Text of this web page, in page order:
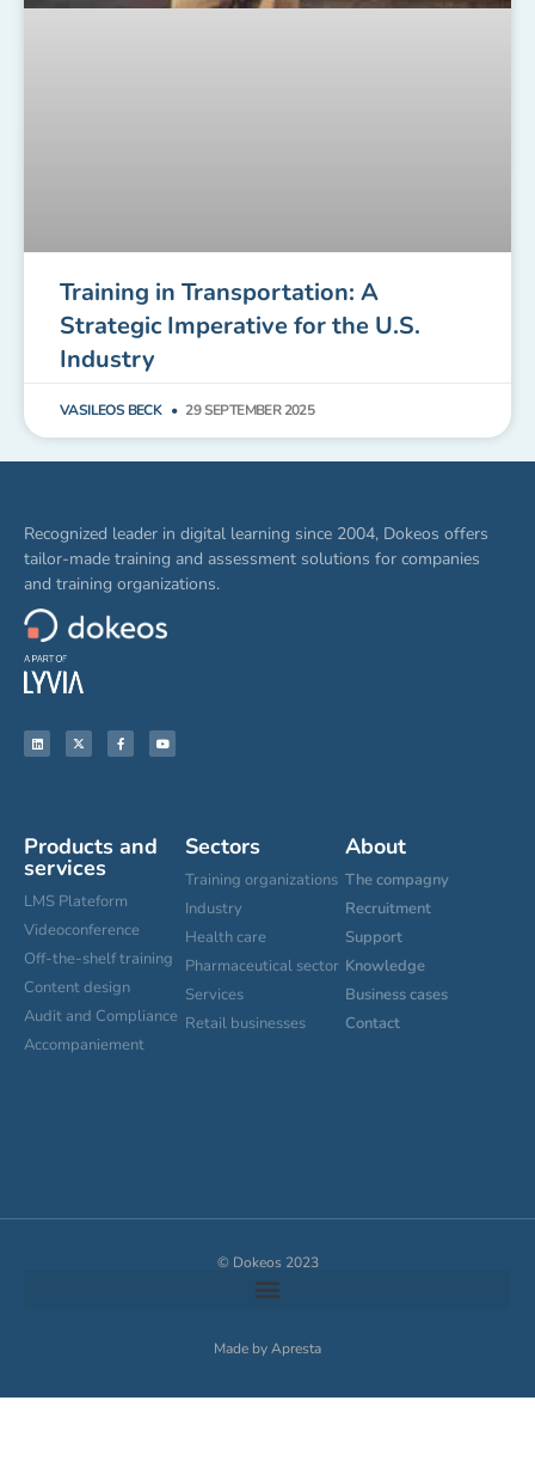
Training in Transportation: A
Strategic Imperative for the U.S.
Industry
VASILEOS BECK 29 SEPTEMBER 2025
Recognized leader in digital learning since 2004, Dokeos offers
tailor-made training and assessment solutions for companies
and training organizations.
Products and
services
LMS Plateform
Videoconference
Off-the-shelf training
Content design
Audit and Compliance
Accompaniement
Sectors
Training organizations
Industry
Health care
Pharmaceutical sector
Services
Retail businesses
About
The compagny
Recruitment
Support
Knowledge
Business cases
Contact
© Dokeos 2023
Made by Apresta